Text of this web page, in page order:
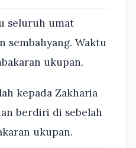
seluruh umat
sembahyang. Waktu
ukupan.
kepada Zakharia
berdiri di sebelah
ukupan.